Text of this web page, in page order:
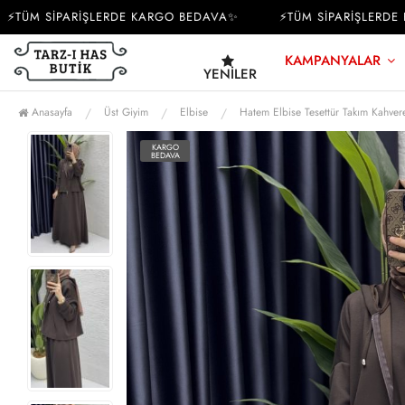
SİPARİŞLERDE KARGO BEDAVA✨ ⚡TÜM SİPARİŞLERDE
YENILER
KAMPANYALAR
Anasayfa Üst Giyim Elbise Hatem Elbise Tesettür Takım
KARGO
BEDAVA